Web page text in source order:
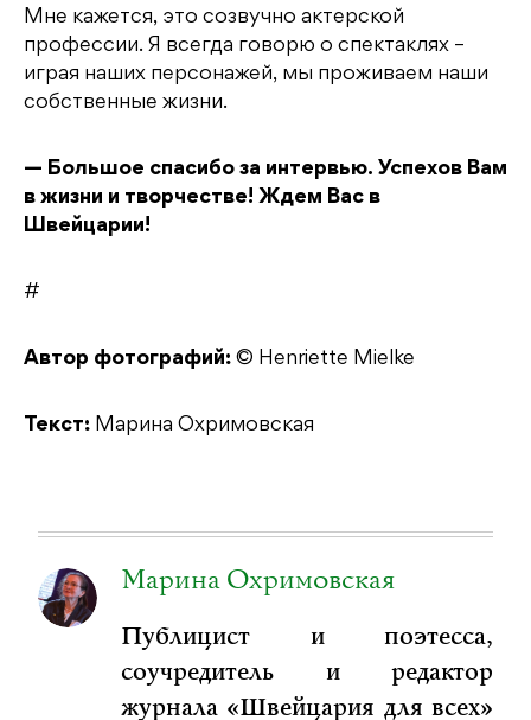
Мне кажется, это созвучно актерской
профессии. Я всегда говорю о спектаклях –
играя наших персонажей, мы проживаем наши
собственные жизни.
— Большое спасибо за интервью. Успехов Вам
в жизни и творчестве! Ждем Вас в
Швейцарии!
#
Автор фотографий: © Henriette Mielke
Текст: Марина Охримовская
Марина Охримовская
Публицист и поэтесса,
соучредитель и редактор
журнала «Швейцария для всех»